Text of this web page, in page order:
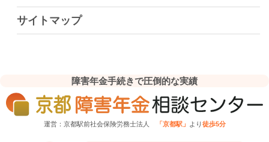
サイトマップ
障害年金手続きで圧倒的な実績
運営：京都駅前社会保険労務士法人 「京都駅」 より徒歩5分